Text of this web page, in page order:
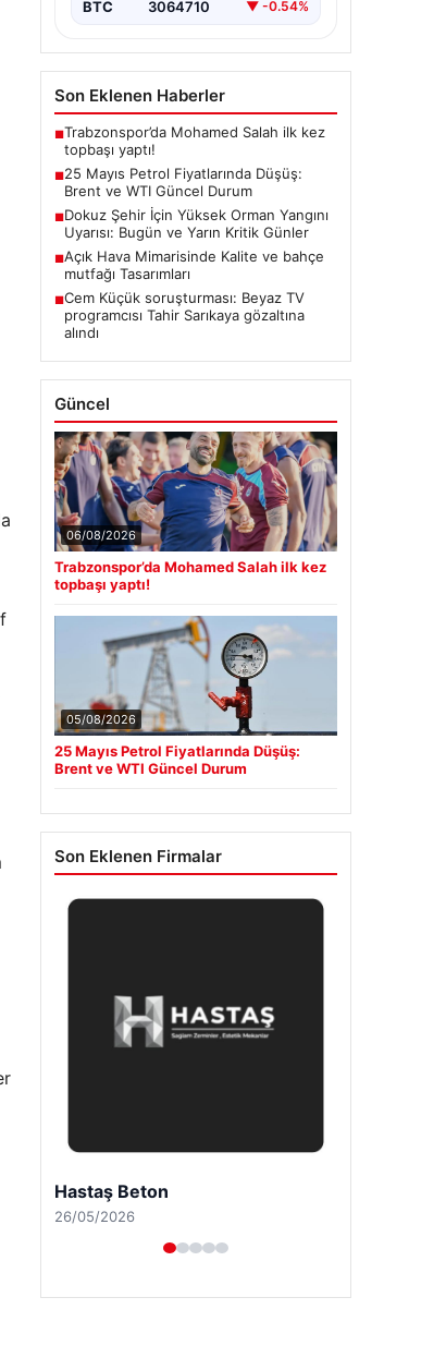
BTC 3064710 ▼ -0.54%
Son Eklenen Haberler
■Trabzonspor’da Mohamed Salah ilk kez
topbaşı yaptı!
■25 Mayıs Petrol Fiyatlarında Düşüş:
Brent ve WTI Güncel Durum
■Dokuz Şehir İçin Yüksek Orman Yangını
Uyarısı: Bugün ve Yarın Kritik Günler
■Açık Hava Mimarisinde Kalite ve bahçe
mutfağı Tasarımları
■Cem Küçük soruşturması: Beyaz TV
programcısı Tahir Sarıkaya gözaltına
alındı
Güncel
06/08/2026
Trabzonspor’da Mohamed Salah ilk kez
topbaşı yaptı!
05/08/2026
25 Mayıs Petrol Fiyatlarında Düşüş:
Brent ve WTI Güncel Durum
Son Eklenen Firmalar
Enes Kaplan Avukatlık Bürosu
28/04/2026